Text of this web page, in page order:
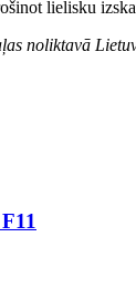
lielisku
noliktavā